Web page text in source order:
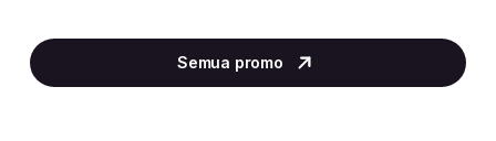
2
of
Semua promo